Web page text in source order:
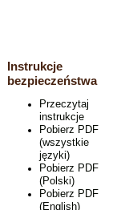
Instrukcje
bezpieczeństwa
Przeczytaj
instrukcje
Pobierz PDF
(wszystkie
języki)
Pobierz PDF
(Polski)
Pobierz PDF
(English)